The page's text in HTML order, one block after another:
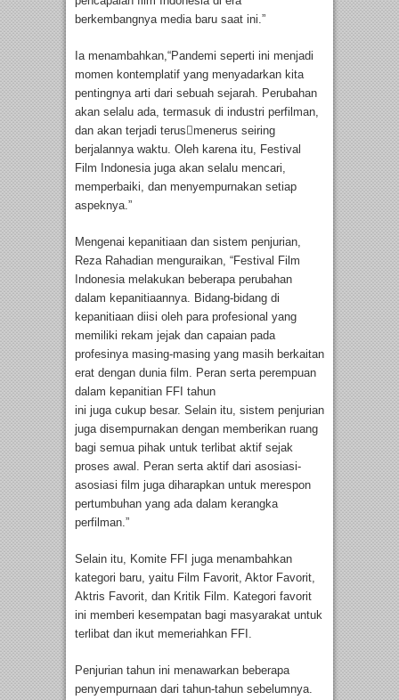
berkembangnya media baru saat ini.”
Ia menambahkan,“Pandemi seperti ini menjadi
momen kontemplatif yang menyadarkan kita
pentingnya arti dari sebuah sejarah. Perubahan
akan selalu ada, termasuk di industri perfilman,
dan akan terjadi terus￾menerus seiring
berjalannya waktu. Oleh karena itu, Festival
Film Indonesia juga akan selalu mencari,
memperbaiki, dan menyempurnakan setiap
aspeknya.”
Mengenai kepanitiaan dan sistem penjurian,
Reza Rahadian menguraikan, “Festival Film
Indonesia melakukan beberapa perubahan
dalam kepanitiaannya. Bidang-bidang di
kepanitiaan diisi oleh para profesional yang
memiliki rekam jejak dan capaian pada
profesinya masing-masing yang masih berkaitan
erat dengan dunia film. Peran serta perempuan
dalam kepanitian FFI tahun
ini juga cukup besar. Selain itu, sistem penjurian
juga disempurnakan dengan memberikan ruang
bagi semua pihak untuk terlibat aktif sejak
proses awal. Peran serta aktif dari asosiasi-
asosiasi film juga diharapkan untuk merespon
pertumbuhan yang ada dalam kerangka
perfilman.”
Selain itu, Komite FFI juga menambahkan
kategori baru, yaitu Film Favorit, Aktor Favorit,
Aktris Favorit, dan Kritik Film. Kategori favorit
ini memberi kesempatan bagi masyarakat untuk
terlibat dan ikut memeriahkan FFI.
Penjurian tahun ini menawarkan beberapa
penyempurnaan dari tahun-tahun sebelumnya.